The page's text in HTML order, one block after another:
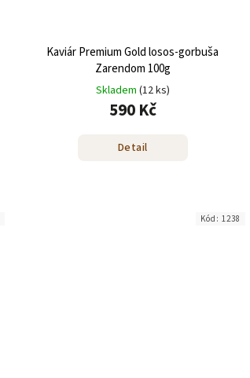
Kaviár Premium Gold losos-gorbuša
Zarendom 100g
Skladem (12 ks)
590 Kč
Detail
Kód:1238